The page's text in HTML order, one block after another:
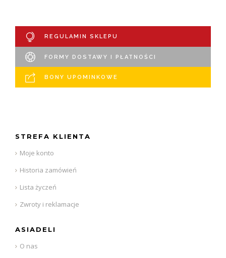
REGULAMIN SKLEPU
FORMY DOSTAWY I PŁATNOŚCI
BONY UPOMINKOWE
STREFA KLIENTA
Moje konto
Historia zamówień
Lista życzeń
Zwroty i reklamacje
ASIADELI
O nas